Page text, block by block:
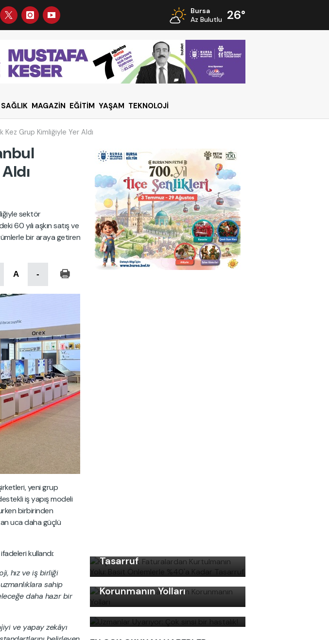
Bursa
Az Bulutlu
26°
SAĞLIK MAGAZİN EĞİTİM YAŞAM TEKNOLOJİ
Grup Kimliğiyle Yer Aldı
sektör
60 yılı aşkın satış ve
bir araya getiren
A -
yeni grup
iş yapış modeli
birbirinden
uca daha güçlü
kullandı:
hız ve iş birliği
sahip
daha hazır bir
ve yapay zekâyı
Tasarruf
Kış Gelirken Hastalıklardan
Korunmanın Yolları
Uzmanlar Uyarıyor: Çok sinsi
bir hastalık!